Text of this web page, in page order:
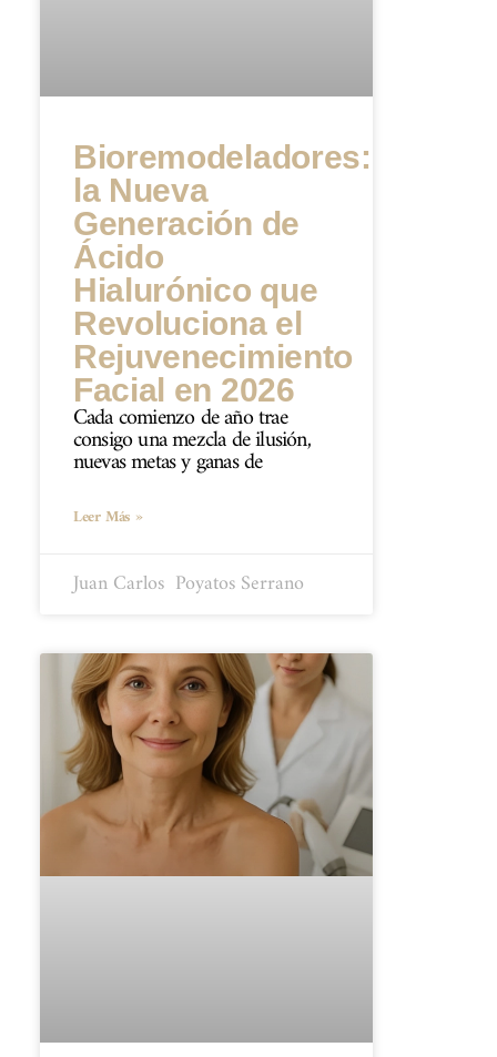
Bioremodeladores:
la Nueva
Generación de
Ácido
Hialurónico que
Revoluciona el
Rejuvenecimiento
Facial en 2026
Cada comienzo de año trae
consigo una mezcla de ilusión,
nuevas metas y ganas de
Leer Más »
Juan Carlos ​ Poyatos Serrano